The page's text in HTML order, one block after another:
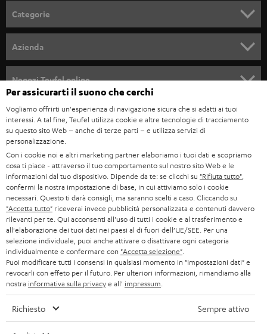
l
l
a
n
e
w
s
l
e
t
t
e
r
Categorie
SOUNDBAR
STEREO
SMART HOME
BLUETOOTH
CUFFIE
CUFFIE BLUETOOTH
SET STEREO
ALTOPARLANTE
ULTIMA
CUFFIE IN-EAR
Azienda
STAMPA
B2B
BLOG
NEWSLETTER
NEGOZI
VANTAGGI TEUFEL
LA NOSTRA STORIA
MANAGEMENT
Negozi Teufel online
GERMANIA
AUSTRIA
SVIZZERA
PAESI BASSI
BELGIO
FRANCIA
Per assicurarti il suono che cerchi
Vogliamo offrirti un'esperienza di navigazione sicura che si adatti ai tuoi
interessi. A tal fine, Teufel utilizza cookie e altre tecnologie di tracciamento
su questo sito Web – anche di terze parti – e utilizza servizi di
personalizzazione.
Con i cookie noi e altri marketing partner elaboriamo i tuoi dati e scopriamo
cosa ti piace - attraverso il tuo comportamento sul nostro sito Web e le
informazioni dal tuo dispositivo. Dipende da te: se clicchi su "Rifiuta tutto"
confermi la nostra impostazione di base, in cui attiviamo solo i cookie
necessari. Questo ti darà consigli, ma saranno scelti a caso. Cliccando su
"Accetta tutto" riceverai invece pubblicità personalizzata e contenuti davvero
rilevanti per te. Qui acconsenti all'uso di tutti i cookie e al trasferimento e
all'elaborazione dei tuoi dati nei paesi al di fuori dell’UE/SEE. Per una
selezione individuale, puoi anche attivare o disattivare ogni categoria
individualmente e confermare con "Accetta selezione"
Puoi modificare tutti i consensi in qualsiasi momento in "Impostazioni dati" e
revocarli con effeto per il futuro. Per ulteriori informazioni, rimandiamo alla
nostra informativa sulla privacye all' impressum
Richiesto Sempre attivo